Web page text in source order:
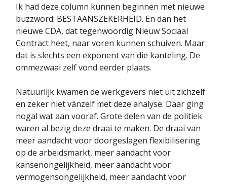
Ik had deze column kunnen beginnen met nieuwe
buzzword: BESTAANSZEKERHEID. En dan het
nieuwe CDA, dat tegenwoordig Nieuw Sociaal
Contract heet, naar voren kunnen schuiven. Maar
dat is slechts een exponent van die kanteling. De
ommezwaai zelf vond eerder plaats.
Natuurlijk kwamen de werkgevers niet uit zichzelf
en zeker niet vánzelf met deze analyse. Daar ging
nogal wat aan vooraf. Grote delen van de politiek
waren al bezig deze draai te maken. De draai van
meer aandacht voor doorgeslagen flexibilisering
op de arbeidsmarkt, meer aandacht voor
kansenongelijkheid, meer aandacht voor
vermogensongelijkheid, meer aandacht voor